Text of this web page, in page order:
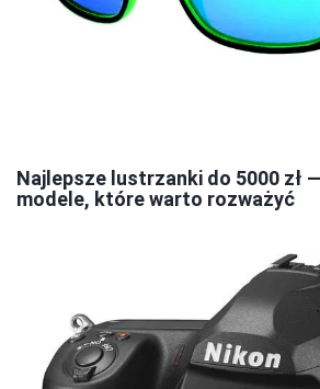
Najlepsze lustrzanki do 5000 zł
modele, które warto rozważyć